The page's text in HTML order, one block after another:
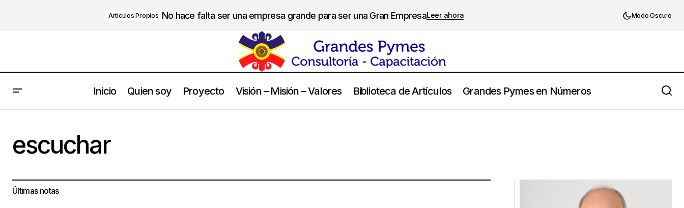
Artículos Propios No hace falta ser una empresa grande para ser una Gran EmpresaLeer ahora Modo Oscuro
Inicio Quien soy Proyecto Visión – Misión – Valores Biblioteca de Artículos Grandes Pymes en Números
escuchar
Últimas notas